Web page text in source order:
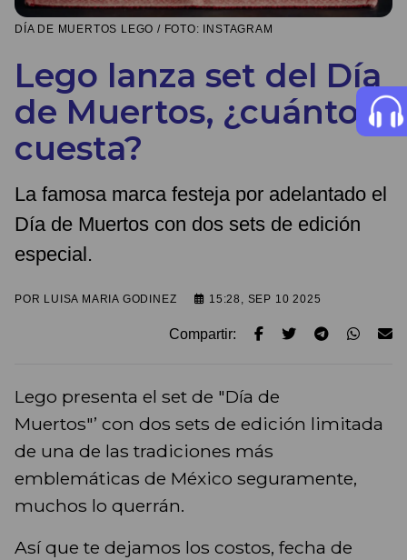
DÍA DE MUERTOS LEGO / FOTO: INSTAGRAM
Lego lanza set del Día
de Muertos, ¿cuánto
cuesta?
La famosa marca festeja por adelantado el
Día de Muertos con dos sets de edición
especial.
POR LUISA MARIA GODINEZ 15:28, SEP 10 2025
Compartir:
Lego presenta el set de "Día de
Muertos"’ con dos sets de edición limitada
de una de las tradiciones más
emblemáticas de México seguramente,
muchos lo querrán.
Así que te dejamos los costos, fecha de